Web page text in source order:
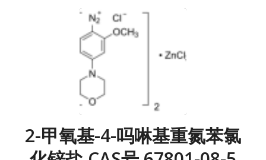
2-甲氧基-4-吗啉基重氮苯氯